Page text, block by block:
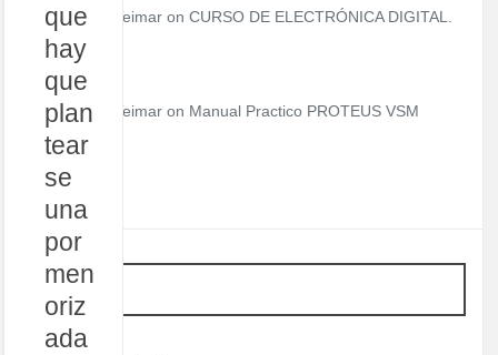
que
hay
que
plan
tear
se
una
por
men
oriz
ada
Teimar on CURSO DE ELECTRÓNICA DIGITAL.
Teimar on Manual Practico PROTEUS VSM
META
Acceder